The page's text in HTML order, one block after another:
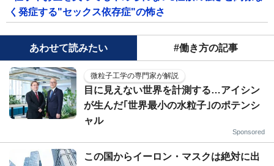
く発症する"セックス依存症"の怖さ
あわせて読みたい #働き方の記事
微粒子工学の専門家が解説
目に見えない世界を計測する…アイシン
が生んだ｢世界最小の水粒子｣のポテンシ
ャル
Sponsored
この国からイーロン・マスクは絶対に出